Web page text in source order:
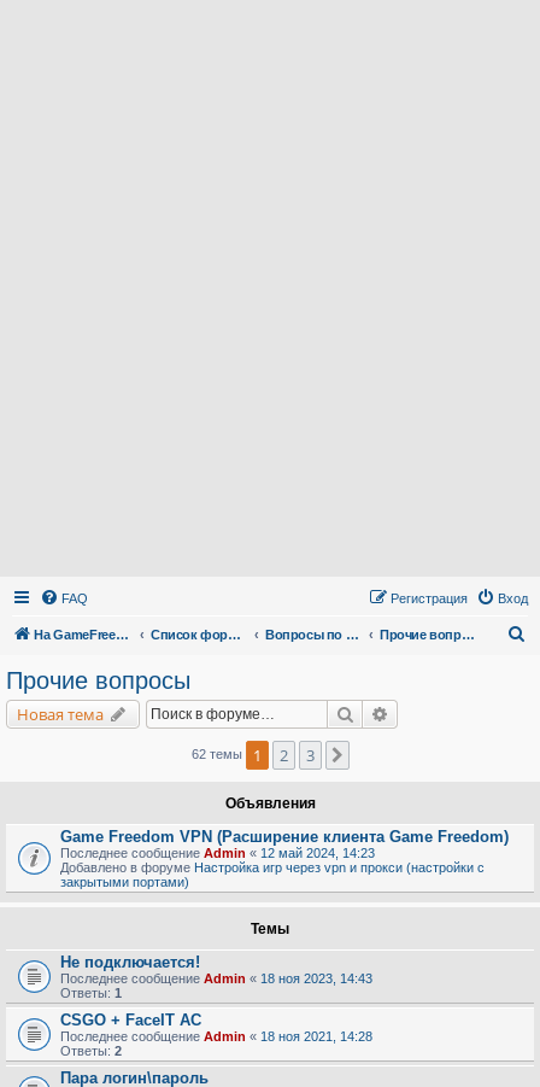
FAQ Вход
Регистрация
На GameFreedom.ru Список форумов Вопросы по сервису Прочие вопросы
Прочие вопросы
Новая тема Поиск
62 темы 1 2 3
Объявления
Game Freedom VPN (Расширение клиента Game Freedom)
Последнее сообщение Admin « 12 май 2024, 14:23
Добавлено в форуме Настройка игр через vpn и прокси (настройки с
закрытыми портами)
Темы
Не подключается!
Последнее сообщение Admin « 18 ноя 2023, 14:43
Ответы: 1
CSGO + FaceIT AC
Последнее сообщение Admin « 18 ноя 2021, 14:28
Ответы: 2
Пара логин\пароль